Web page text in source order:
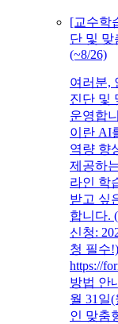
[교수학
단 및 맞
(~8/26)
여러분,
진단 및
운영합
이란 AI
역량 향
제공하
라인 학
받고 싶
합니다.
신청:
청 필수
https://
방법 안
월 31일
인 맞춤